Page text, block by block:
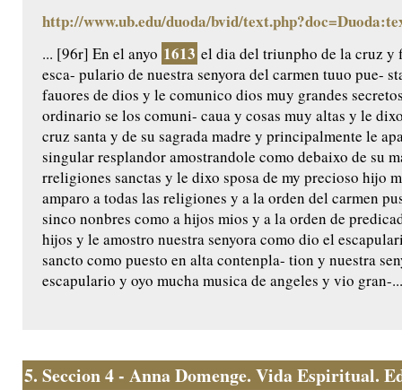
http://www.ub.edu/duoda/bvid/
... [96r] En el anyo 1613 el dia del triunpho de la cruz y
esca- pulario de nuestra senyora del carmen tuuo pue-
fauores de dios y le comunico dios muy grandes
ordinario se los comuni- caua y cosas muy altas y le
cruz santa y de su sagrada madre y principalmente le
singular resplandor amostrandole como debaixo de su
rreligiones sanctas y le dixo sposa de my precioso hijo
amparo a todas las religiones y a la orden del carmen
sinco nonbres como a hijos mios y a la orden de
hijos y le amostro nuestra senyora como dio el
sancto como puesto en alta contenpla- tion y nuestra
escapulario y oyo mucha musica de angeles y vio gran-...
5. Seccion 4 - Anna Domenge. Vida Espiritual.